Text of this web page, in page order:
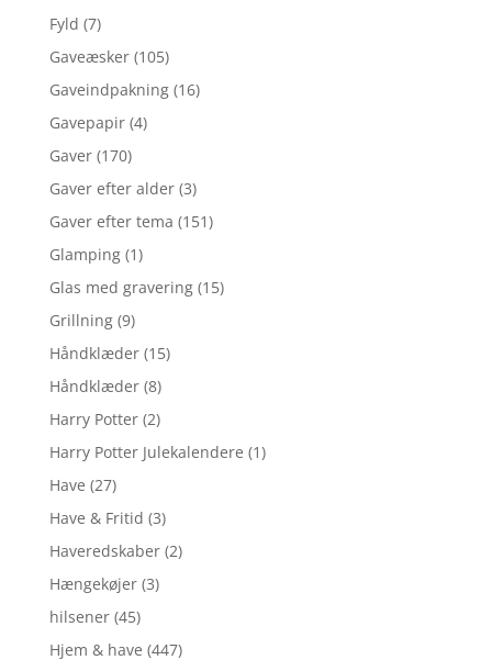
Fyld (7)
Gaveæsker (105)
Gaveindpakning (16)
Gavepapir (4)
Gaver (170)
Gaver efter alder (3)
Gaver efter tema (151)
Glamping (1)
Glas med gravering (15)
Grillning (9)
Håndklæder (15)
Håndklæder (8)
Harry Potter (2)
Harry Potter Julekalendere (1)
Have (27)
Have & Fritid (3)
Haveredskaber (2)
Hængekøjer (3)
hilsener (45)
Hjem & have (447)